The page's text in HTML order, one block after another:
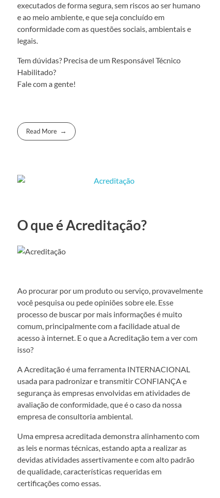
executados de forma segura, sem riscos ao ser humano
e ao meio ambiente, e que seja concluído em
conformidade com as questões sociais, ambientais e
legais.
Tem dúvidas? Precisa de um Responsável Técnico
Habilitado?
Fale com a gente!
Read More
O que é Acreditação?
Ao procurar por um produto ou serviço, provavelmente
você pesquisa ou pede opiniões sobre ele. Esse
processo de buscar por mais informações é muito
comum, principalmente com a facilidade atual de
acesso à internet. E o que a Acreditação tem a ver com
isso?
A Acreditação é uma ferramenta INTERNACIONAL
usada para padronizar e transmitir CONFIANÇA e
segurança às empresas envolvidas em atividades de
avaliação de conformidade, que é o caso da nossa
empresa de consultoria ambiental.
Uma empresa acreditada demonstra alinhamento com
as leis e normas técnicas, estando apta a realizar as
devidas atividades assertivamente e com alto padrão
de qualidade, características requeridas em
certificações como essas.